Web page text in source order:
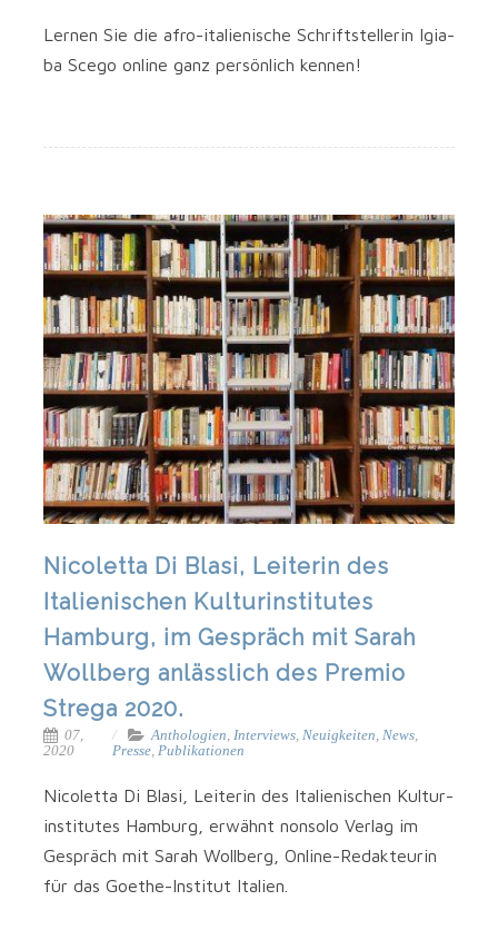
Ler­nen Sie die afro-italienische Schrift­stel­le­rin Igi­a­
ba Sce­go online ganz per­sön­lich kennen!
Nicoletta Di Blasi, Leiterin des
Italienischen Kulturinstitutes
Hamburg, im Gespräch mit Sarah
Wollberg anlässlich des Premio
Strega 2020.
07,
2020
Anthologien Interviews, Neuigkeiten News,
Presse, Publikationen
Nico­let­ta Di Bla­si, Lei­te­rin des Ita­lie­ni­schen Kul­tur­
in­sti­tu­tes Ham­burg, erwähnt non­so­lo Ver­lag im
Gespräch mit Sarah Woll­berg, Online-Redakteurin
für das Goethe-Institut Italien.